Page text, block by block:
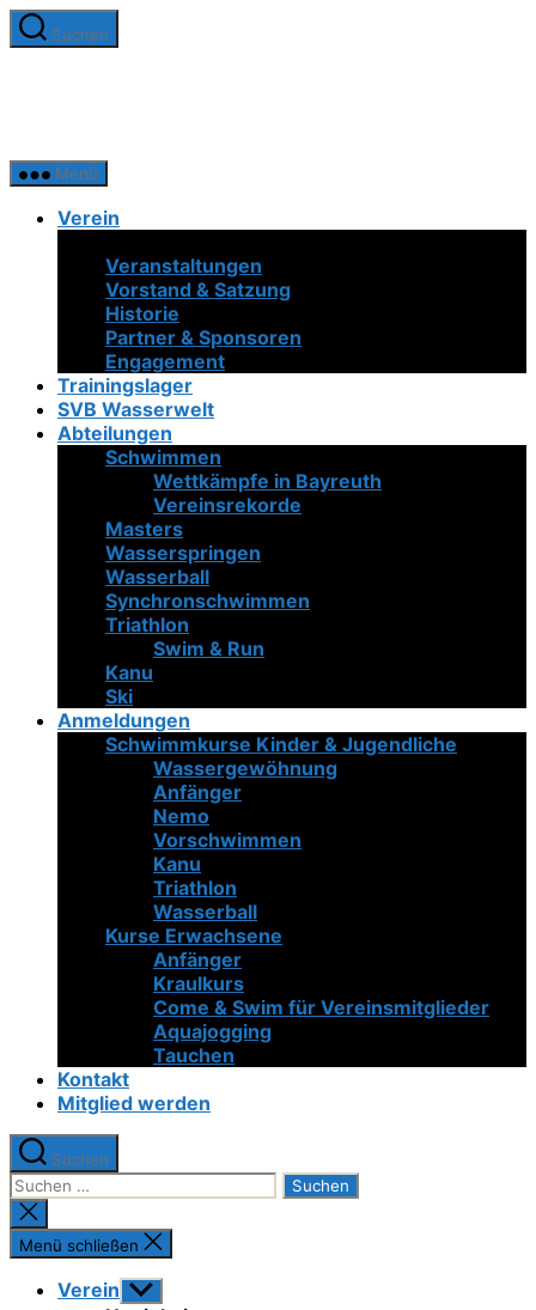
Zum
InhaltSuchen
Menü
Verein
Veranstaltungen
Vorstand & Satzung
Historie
Partner & Sponsoren
Engagement
Trainingslager
SVB Wasserwelt
Abteilungen
Schwimmen
Wettkämpfe in Bayreuth
Vereinsrekorde
Masters
Wasserspringen
Wasserball
Synchronschwimmen
Triathlon
Swim & Run
Kanu
Ski
Anmeldungen
Schwimmkurse Kinder & Jugendliche
Wassergewöhnung
Anfänger
Nemo
Vorschwimmen
Kanu
Triathlon
Wasserball
Kurse Erwachsene
Anfänger
Kraulkurs
Come & Swim für Vereinsmitglieder
Aquajogging
Tauchen
Kontakt
Mitglied werden
Suchen
Suchen
nach:
Suche
schließen
Menü schließen
Verein Untermenü